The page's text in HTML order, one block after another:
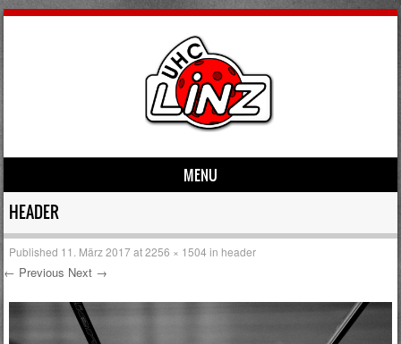
MENU
Skip to content
HEADER
Published 11. März 2017at2256 × 1504 in header
← Previous Next →